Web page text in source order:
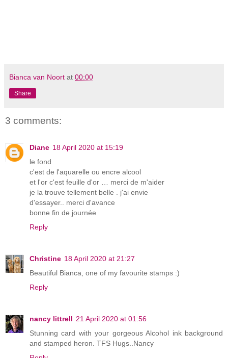
Bianca van Noort at 00:00
Share
3 comments:
Diane 18 April 2020 at 15:19
le fond
c'est de l'aquarelle ou encre alcool
et l'or c'est feuille d'or … merci de m'aider
je la trouve tellement belle . j'ai envie
d'essayer.. merci d'avance
bonne fin de journée
Reply
Christine 18 April 2020 at 21:27
Beautiful Bianca, one of my favourite stamps :)
Reply
nancy littrell 21 April 2020 at 01:56
Stunning card with your gorgeous Alcohol ink background
and stamped heron. TFS Hugs..Nancy